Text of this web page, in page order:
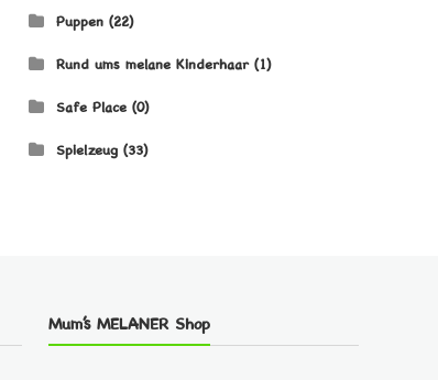
Puppen (22)
Rund ums melane Kinderhaar (1)
Safe Place (0)
Spielzeug (33)
Mum’s MELANER Shop